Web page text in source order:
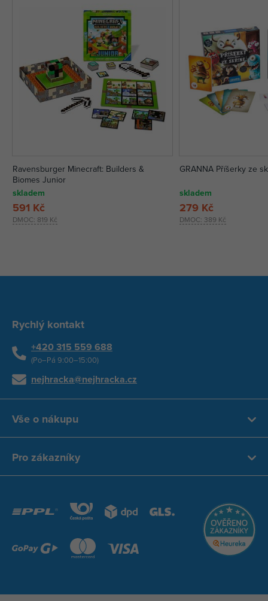
Ravensburger Minecraft: Builders &
Biomes Junior
skladem
DMOC: 819 Kč
591 Kč
GRANNA Příšerky ze
skladem
DMOC: 389 Kč
279 Kč
Rychlý kontakt
+420 315 559 688
(Po–Pá 9:00–15:00)
nejhracka@nejhracka.cz
Vše o nákupu
Pro zákazníky